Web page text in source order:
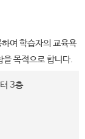
여 학습자의 교육욕
을 목적으로 합니다.
3층